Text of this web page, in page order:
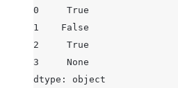
0     True
1    False
2     True
3     None
dtype: object